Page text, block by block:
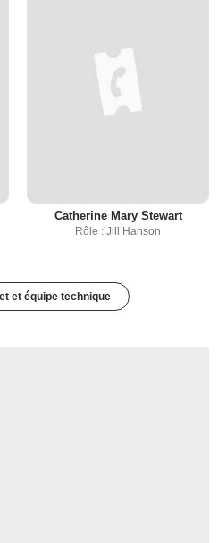
Catherine Mary Stewart
Rôle : Jill Hanson
et équipe technique